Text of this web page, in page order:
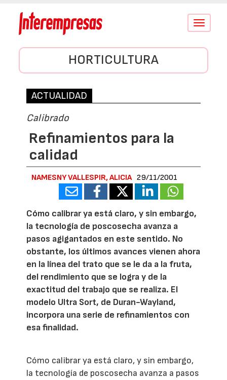
Conmutar
HORTICULTURA
ACTUALIDAD
Calibrado
Refinamientos para la
calidad
NAMESNY VALLESPIR, ALICIA 29/11/2001
Cómo calibrar ya está claro, y sin embargo,
la tecnología de poscosecha avanza a
pasos agigantados en este sentido. No
obstante, los últimos avances vienen ahora
en la línea del trato que se le da a la fruta,
del rendimiento que se logra y de la
exactitud del trabajo que se realiza. El
modelo Ultra Sort, de Duran-Wayland,
incorpora una serie de refinamientos con
esa finalidad.
Cómo calibrar ya está claro, y sin embargo,
la tecnología de poscosecha avanza a pasos